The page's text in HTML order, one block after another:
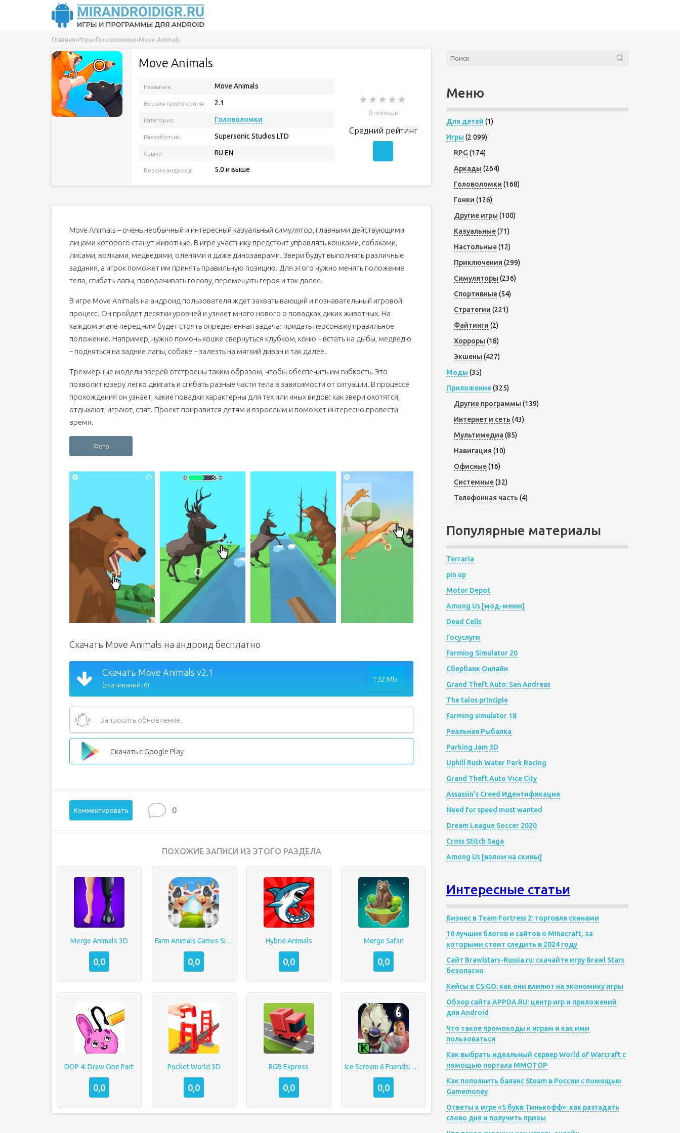
Главная›Игры›Головоломки›Move Animals
Move Animals
Название: Move Animals
Версия приложения: 2.1
Категория: Головоломки
Разработчик: Supersonic Studios LTD
Языки: RU EN
Версия андроид: 5.0 и выше
0 голосов
Средний рейтинг
Move Animals – очень необычный и интересный казуальный симулятор, главными действующими
лицами которого станут животные. В игре участнику предстоит управлять кошками, собаками,
лисами, волками, медведями, оленями и даже динозаврами. Звери будут выполнять различные
задания, а игрок поможет им принять правильную позицию. Для этого нужно менять положение
тела, сгибать лапы, поворачивать голову, перемещать героя и так далее.
В игре Move Animals на андроид пользователя ждет захватывающий и познавательный игровой
процесс. Он пройдет десятки уровней и узнает много нового о повадках диких животных. На
каждом этапе перед ним будет стоять определенная задача: придать персонажу правильное
положение. Например, нужно помочь кошке свернуться клубком, коню – встать на дыбы, медведю
– подняться на задние лапы, собаке – залезть на мягкий диван и так далее.
Трехмерные модели зверей отстроены таким образом, чтобы обеспечить им гибкость. Это
позволит юзеру легко двигать и сгибать разные части тела в зависимости от ситуации. В процессе
прохождения он узнает, какие повадки характерны для тех или иных видов: как звери охотятся,
отдыхают, играют, спят. Проект понравится детям и взрослым и поможет интересно провести
время.
Фото
Скачать Move Animals на андроид бесплатно
Скачать Move Animals v2.1
(скачиваний: 6)
132 Mb
Запросить обновление
Скачать с Google Play
Комментировать 0
ПОХОЖИЕ ЗАПИСИ ИЗ ЭТОГО РАЗДЕЛА
Merge Animals 3D
0,0
Farm Animals Games Simulators
0,0
Hybrid Animals
0,0
Merge Safari
0,0
DOP 4: Draw One Part
0,0
Pocket World 3D
0,0
RGB Express
0,0
Ice Scream 6 Friends: Charlie
0,0
Меню
Для детей (1)
Игры (2 099)
RPG (174)
Аркады (264)
Головоломки (168)
Гонки (126)
Другие игры (100)
Казуальные(71)
Настольные(12)
Приключения (299)
Симуляторы (236)
Спортивные(54)
Стратегии (221)
Файтинги (2)
Хорроры (18)
Экшены (427)
Моды (35)
Приложение(325)
Другие программы (139)
Интернет и сеть (43)
Мультимедиа (85)
Навигация (10)
Офисные(16)
Системные(32)
Телефонная часть (4)
Популярные материалы
Terraria
pin up
Motor Depot
Among Us [мод-меню]
Dead Cells
Госуслуги
Farming Simulator 20
Сбербанк Онлайн
Grand Theft Auto: San Andreas
The talos principle
Farming simulator 18
Реальная Рыбалка
Parking Jam 3D
Uphill Rush Water Park Racing
Grand Theft Auto Vice City
Assassin’s Creed Идентификация
Need for speed most wanted
Dream League Soccer 2020
Cross Stitch Saga
Among Us [взлом на скины]
Интересные статьи
Бизнес в Team Fortress 2: торговля скинами
10 лучших блогов и сайтов о Minecraft, за
которыми стоит следить в 2024 году
Сайт Brawlstars-Russia.ru: скачайте игру Brawl Stars
безопасно
Кейсы в CS:GO: как они влияют на экономику игры
Обзор сайта APPDA.RU: центр игр и приложений
для Android
Что такое промокоды к играм и как ими
пользоваться
Как выбрать идеальный сервер World of Warcraft с
помощью портала MMOTOP
Как пополнить баланс Steam в России с помощью
Gamemoney
Ответы к игре «5 букв Тинькофф»: как разгадать
слово дня и получить призы